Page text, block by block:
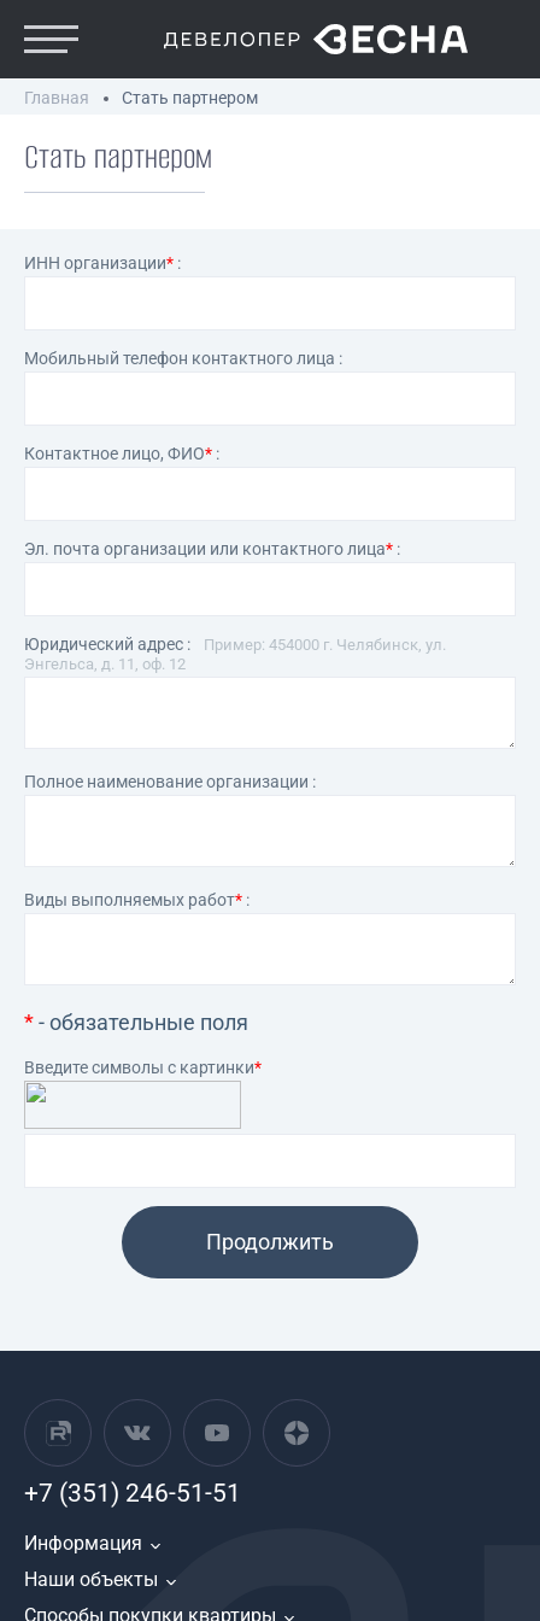
Главная Стать партнером
Стать партнером
ИНН организации* :
Мобильный телефон контактного лица :
Контактное лицо, ФИО* :
Эл. почта организации или контактного лица* :
Юридический адрес :
Пример: 454000 г. Челябинск, ул.
Энгельса, д. 11, оф. 12
Полное наименование организации :
Виды выполняемых работ* :
*- обязательные поля
Введите символы с картинки*
Продолжить
Информация
Наши объекты
Способы покупки квартиры
+7 (351) 246-51-51